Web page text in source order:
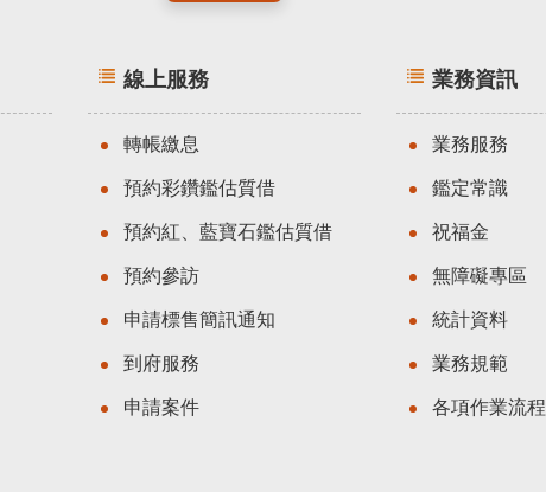
線上服務
轉帳繳息
預約彩鑽鑑估質借
預約紅、藍寶石鑑估質借
預約參訪
申請標售簡訊通知
到府服務
申請案件
業務資訊
業務服務
鑑定常識
祝福金
無障礙專區
統計資料
業務規範
各項作業流程